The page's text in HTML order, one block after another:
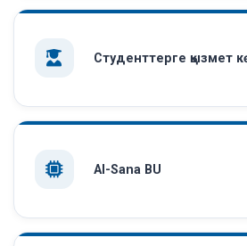
Студенттерге қызмет
AI-Sana BU